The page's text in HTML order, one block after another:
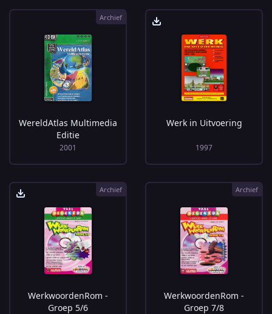
WereldAtlas Multimedia
Editie
2001
Archief
Werk in Uitvoering
1997
WerkwoordenRom -
Groep 5/6
Archief
WerkwoordenRom -
Groep 7/8
Archief